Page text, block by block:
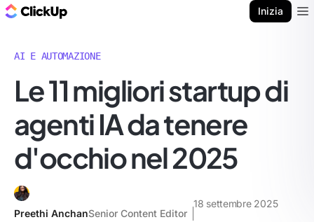
Inizia
AI E AUTOMAZIONE
Le 11 migliori startup di
agenti IA da tenere
d'occhio nel 2025
Preethi AnchanSenior Content Editor
18 settembre 2025